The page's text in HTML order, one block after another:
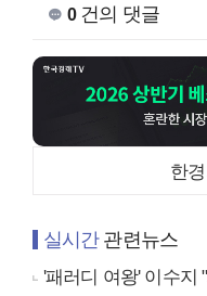
0건의 댓글
한
실시간관련뉴스
'패러디 여왕' 이수지